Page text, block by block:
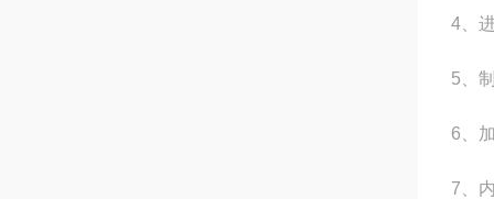
4、
5、
6、
7、